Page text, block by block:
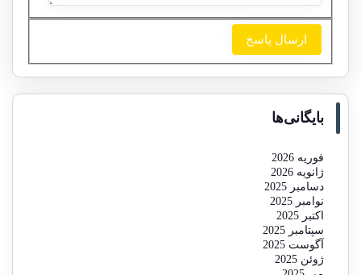
بایگانی‌ها
فوریه 2026
ژانویه 2026
دسامبر 2025
نوامبر 2025
اکتبر 2025
سپتامبر 2025
آگوست 2025
ژوئن 2025